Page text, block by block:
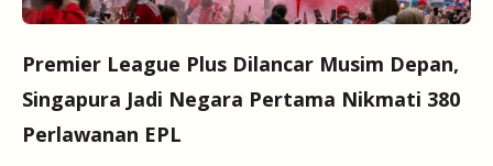
Premier League Plus Dilancar Musim Depan,
Singapura Jadi Negara Pertama Nikmati 380
Perlawanan EPL